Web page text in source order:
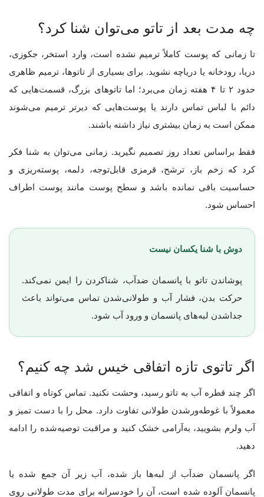
چه مدت بعد از تاتو می‌توان شنا کرد؟
تا زمانی که پوست کاملاً ترمیم نشده است، وارد استخر، جکوزی،
دریا، رودخانه یا دریاچه نشوید. برای بسیاری از تاتوها، ترمیم ظاهری
حدود ۲ تا ۴ هفته زمان می‌برد؛ اما تاتوهای بزرگ، قسمت‌هایی که
دائم با لباس تماس دارند یا پوست‌هایی که دیرتر ترمیم می‌شوند
ممکن است به زمان بیشتری نیاز داشته باشند.
فقط براساس تعداد روز تصمیم نگیرید. زمانی می‌توان به شنا فکر
کرد که زخم باز، ترشح، قرمزی قابل‌توجه، دلمه، پوسته‌ریزی و
حساسیت باقی نمانده باشد و سطح پوست مانند پوست اطراف
احساس شود.
دوش با شنا یکسان نیست
پوشاندن تاتو با پانسمان ضدآب، شناکردن را ایمن نمی‌کند.
حرکت بدن، فشار آب و طولانی‌شدن تماس می‌تواند باعث
جداشدن لبه‌های پانسمان و ورود آب شود.
اگر تاتوی تازه اتفاقی خیس شد چه کنیم؟
اگر چند قطره آب به تاتو رسید، وحشت نکنید. تماس کوتاه و اتفاقی
معمولاً با غوطه‌ورشدن طولانی تفاوت دارد. محل را با دست تمیز و
آب ولرم بشویید، به‌آرامی خشک کنید و مراقبت توصیه‌شده را ادامه
دهید.
اگر پانسمان ضدآب از لبه‌ها باز شده، آب زیر آن جمع شده یا
پانسمان آلوده شده است، آن را خودسرانه برای مدت طولانی روی